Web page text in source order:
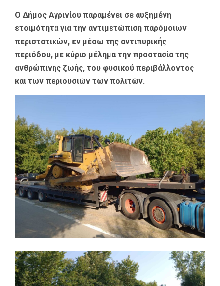
Ο Δήμος Αγρινίου παραμένει σε αυξημένη
ετοιμότητα για την αντιμετώπιση παρόμοιων
περιστατικών, εν μέσω της αντιπυρικής
περιόδου, με κύριο μέλημα την προστασία της
ανθρώπινης ζωής, του φυσικού περιβάλλοντος
και των περιουσιών των πολιτών.